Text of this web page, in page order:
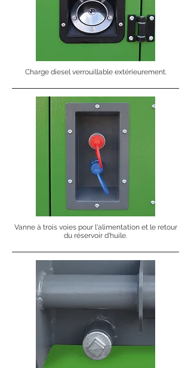
Charge diesel verrouillable extérieurement.
Vanne à trois voies pour l'alimentation et le retour
du réservoir d'huile.